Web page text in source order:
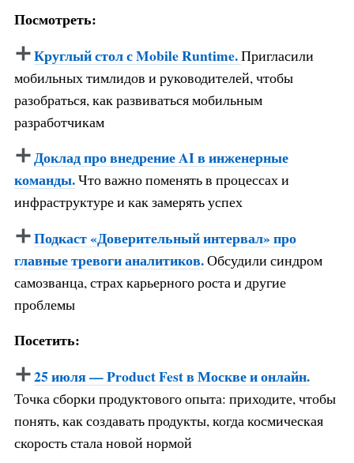
Посмотреть:
Круглый стол с Mobile Runtime.Пригласили
мобильных тимлидов и руководителей, чтобы
разобраться, как развиваться мобильным
разработчикам
Доклад про внедрение AI в инженерные
команды.Что важно поменять в процессах и
инфраструктуре и как замерять успех
Подкаст «Доверительный интервал» про
главные тревоги аналитиков.Обсудили синдром
самозванца, страх карьерного роста и другие
проблемы
Посетить:
25 июля — Product Fest в Москве и онлайн.
Точка сборки продуктового опыта: приходите, чтобы
понять, как создавать продукты, когда космическая
скорость стала новой нормой